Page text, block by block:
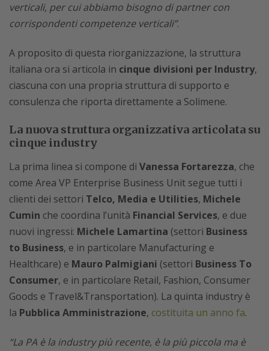
verticali, per cui abbiamo bisogno di partner con
corrispondenti competenze verticali”.
A proposito di questa riorganizzazione, la struttura
italiana ora si articola in cinque divisioni per Industry,
ciascuna con una propria struttura di supporto e
consulenza che riporta direttamente a Solimene.
La nuova struttura organizzativa articolata su
cinque industry
La prima linea si compone di Vanessa Fortarezza, che
come Area VP Enterprise Business Unit segue tutti i
clienti dei settori Telco, Media e Utilities, Michele
Cumin che coordina l’unità Financial Services, e due
nuovi ingressi: Michele Lamartina (settori Business
to Business, e in particolare Manufacturing e
Healthcare) e Mauro Palmigiani (settori Business To
Consumer, e in particolare Retail, Fashion, Consumer
Goods e Travel&Transportation). La quinta industry è
la Pubblica Amministrazione, costituita un anno fa.
“La PA è la industry più recente, è la più piccola ma è